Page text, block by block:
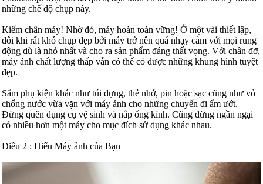
những chế độ chụp này.
Kiếm chân máy! Nhờ đó, máy hoàn toàn vững! Ở một vài thiết lập,
đôi khi rất khó chụp đẹp bởi máy trở nên quá nhạy cảm với mọi rung
động dù là nhỏ nhất và cho ra sản phẩm đáng thất vọng. Với chân đỡ,
máy ảnh chất lượng thấp vẫn có thể có được những khung hình tuyệt
đẹp.
Sắm phụ kiện khác như túi đựng, thẻ nhớ, pin hoặc sạc cũng như vỏ
chống nước vừa vặn với máy ảnh cho những chuyến đi ẩm ướt.
Đừng quên dụng cụ vệ sinh và nắp ống kính. Cũng đừng ngần ngại
có nhiều hơn một máy cho mục đích sử dụng khác nhau.
Điều 2 : Hiểu Máy ảnh của Bạn